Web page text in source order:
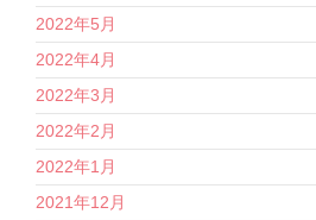
2022年5月
2022年4月
2022年3月
2022年2月
2022年1月
2021年12月